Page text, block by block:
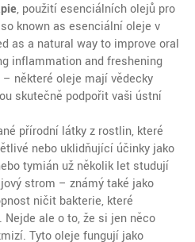
, použití esenciálních olejů pro
known as esenciální oleje v
as a natural way to improve oral
inflammation and freshening
některé oleje mají vědecky
skutečně podpořit vaši ústní
přírodní látky z rostlin, které
nebo uklidňující účinky jako
tymián už několik let studují
strom – známý také jako
ničit bakterie, které
ale o to, že si jen něco
Tyto oleje fungují jako